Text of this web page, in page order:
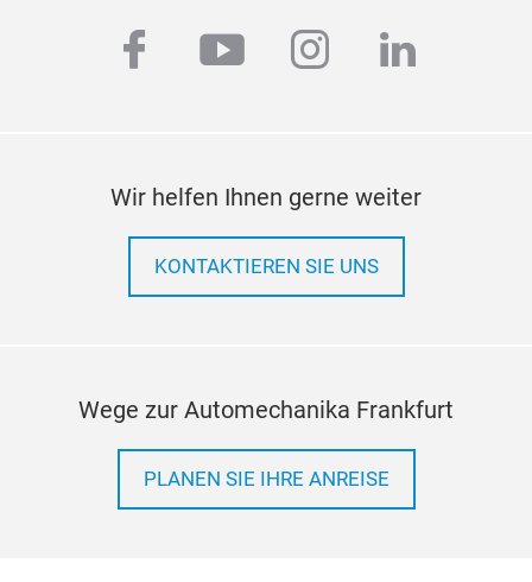
facebook
youtubeinstagram
linkedin
Wir helfen Ihnen gerne weiter
KONTAKTIEREN SIE UNS
Wege zur Automechanika Frankfurt
PLANEN SIE IHRE ANREISE